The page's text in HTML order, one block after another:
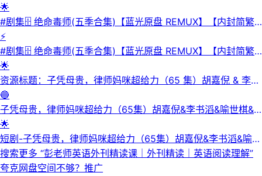
命毒师》（Breaking Bad）是一部由索尼影视电视公司出品的
犯罪类电视剧，由文斯·吉里根担任编剧，布莱恩·克兰斯顿、亚
伦·保尔等主演。该剧讲述了高中化学老师沃尔特·怀特（Walter
White）在得知自己身患绝症后，为了给家人留下财产，利用自
己的化学知识制造和贩卖冰毒的故事。剧中，沃尔特与前学生杰
西·平克曼（Jesse Pinkman）合作，逐步卷入毒品世界的黑暗
与危险之中。《绝命毒师》以其紧张的剧情、深刻的人物刻画和
对人性的探讨而广受好评，获得了包括艾美奖在内的多个奖项。
💾夸克网盘大小：214G标签：#经典电视剧 #经典美剧 #犯罪 #
绝命毒师⬇️【评论区可搜索】 | 🔍网盘专搜
🌟
#剧集🗄 绝命毒师(五季合集)【蓝光原盘 REMUX】【内封简繁
英双语字幕】【剧情/犯罪】·📜介绍：《绝命毒师》讲述新墨西
哥州高中化学老师沃尔特·怀特在被诊断出晚期肺癌后，为了给
家人留下保障，毅然走上制造与贩卖冰毒的犯罪道路。他与昔日
学生杰西·平克曼合作，从地下小规模制毒逐渐成长为毒品帝国
的掌控者。随着权力与金钱的膨胀，沃尔特一步步堕入黑暗，最
终失去家庭与自我。本剧节奏紧凑、剧情跌宕，被誉为“美剧之
王”，影响力深远，是近二十年来全球最受推崇的剧集之一。·链
接：💾夸克网盘| 💿迅雷网盘·📁 大小：482GB🏷 标签：#剧情
#犯罪 #绝命毒师 #合集 #蓝光原盘 #REMUX #内封简繁英双语
字幕 #quark #xunlei⬇️【评论区可搜索】 | 🔍网盘专搜
⚡
#剧集🗄 绝命毒师(五季合集)【蓝光原盘 REMUX】【内封简繁
英双语字幕】【剧情/犯罪】📜介绍：《绝命毒师》讲述新墨西
哥州高中化学老师沃尔特·怀特在被诊断出晚期肺癌后，为了给
家人留下保障，毅然走上制造与贩卖冰毒的犯罪道路。他与昔日
学生杰西·平克曼合作，从地下小规模制毒逐渐成长为毒品帝国
的掌控者。随着权力与金钱的膨胀，沃尔特一步步堕入黑暗，最
终失去家庭与自我。本剧节奏紧凑、剧情跌宕，被誉为“美剧之
王”，影响力深远，是近二十年来全球最受推崇的剧集之一。💾
夸克网盘| 💿迅雷网盘📁 大小：482GB🏷 标签：#剧情 #犯罪
🌟
资源标题：子凭母贵，律师妈咪超给力（65 集）胡嘉倪 & 李书
滔 & 喻世棋 & 谯琳
🔵
子凭母贵，律师妈咪超给力（65集）胡嘉倪&李书滔&喻世棋&
谯|短剧
🌟
短剧-子凭母贵，律师妈咪超给力（65集）胡嘉倪&李书滔&喻世
棋&谯琳
搜索更多 “彭老师英语外刊精读课｜外刊精读｜英语阅读理解”
夸克网盘空间不够？ 推广